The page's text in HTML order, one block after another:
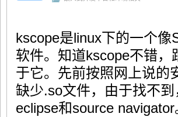
kscope是linux下的一个
软件。知道kscope不错
于它。先前按照网上说的
缺少.so文件，由于找不
eclipse和source